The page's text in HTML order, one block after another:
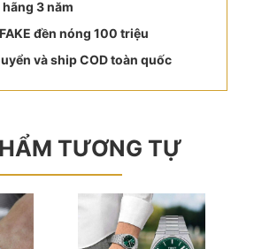
3 năm
đền nóng 100 triệu
và ship COD toàn quốc
TƯƠNG TỰ